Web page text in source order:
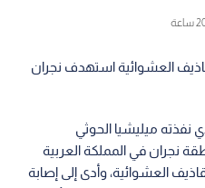
العشوائية استهدف نجران
نفذته ميليشيا الحوثي
نجران في المملكة العربية
العشوائية، وأدى إلى إصابة